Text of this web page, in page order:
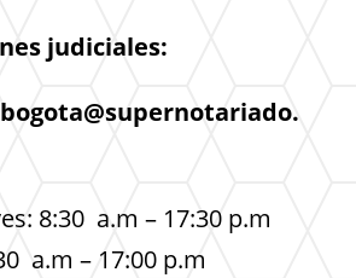
judiciales:
8:30 a.m – 17:30 p.m
a.m – 17:00 p.m